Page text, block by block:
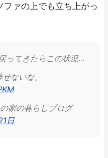
ァの上でも立ち上がっ
ってきたらこの状況…
ないな。
家の暮らしブログ
日